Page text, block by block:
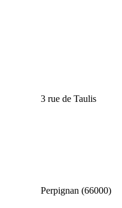
3 rue de Taulis
Perpignan (66000)